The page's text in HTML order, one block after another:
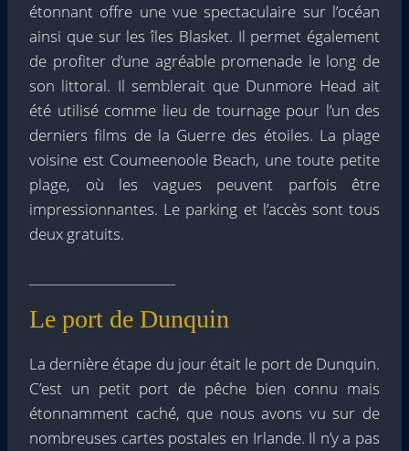
étonnant offre une vue spectaculaire sur l’océan
ainsi que sur les îles Blasket. Il permet également
de profiter d’une agréable promenade le long de
son littoral. Il semblerait que Dunmore Head ait
été utilisé comme lieu de tournage pour l’un des
derniers films de la Guerre des étoiles. La plage
voisine est Coumeenoole Beach, une toute petite
plage, où les vagues peuvent parfois être
impressionnantes. Le parking et l’accès sont tous
deux gratuits.
Le port de Dunquin
La dernière étape du jour était le port de Dunquin.
C’est un petit port de pêche bien connu mais
étonnamment caché, que nous avons vu sur de
nombreuses cartes postales en Irlande. Il n’y a pas